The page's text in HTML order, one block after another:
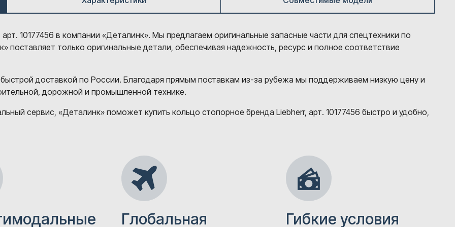
10177456 в компании «Деталинк». Мы предлагаем оригинальные запасные части для спецтехники по
поставляет только оригинальные детали, обеспечивая надежность, ресурс и полное соответствие
доставкой по России. Благодаря прямым поставкам из-за рубежа мы поддерживаем низкую цену и
дорожной и промышленной технике.
сервис, «Деталинк» поможет купить кольцо стопорное бренда Liebherr, арт. 10177456 быстро и удобно,
Глобальная
Гибкие условия